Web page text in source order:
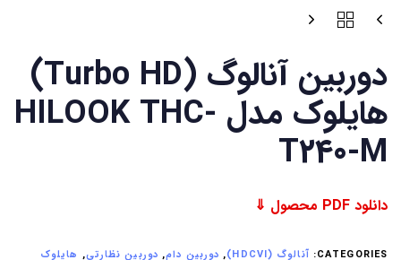
دوربین آنالوگ (Turbo HD)
هایلوک مدل HILOOK THC-
T240-M
دانلود PDF محصول ⇓
CATEGORIES: آنالوگ (HDCVI) , دوربین دام, دوربین نظارتی, هایلوک